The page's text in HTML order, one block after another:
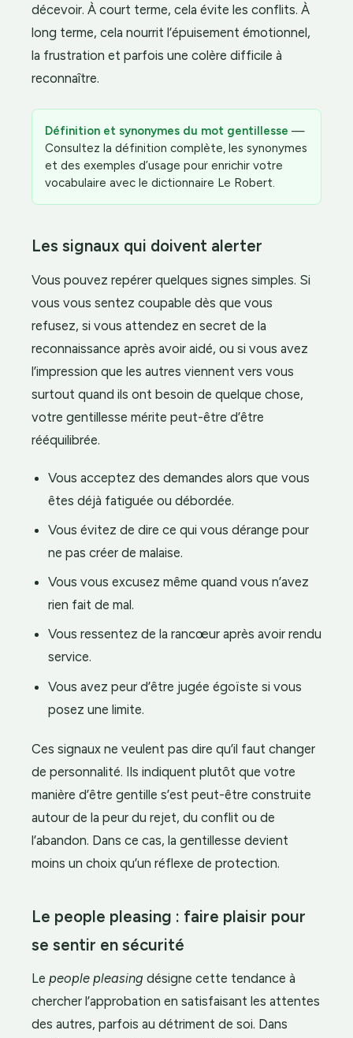
décevoir. À court terme, cela évite les conflits. À
long terme, cela nourrit l’épuisement émotionnel,
la frustration et parfois une colère difficile à
reconnaître.
Définition et synonymes du mot gentillesse —
Consultez la définition complète, les synonymes
et des exemples d’usage pour enrichir votre
vocabulaire avec le dictionnaire Le Robert.
Les signaux qui doivent alerter
Vous pouvez repérer quelques signes simples. Si
vous vous sentez coupable dès que vous
refusez, si vous attendez en secret de la
reconnaissance après avoir aidé, ou si vous avez
l’impression que les autres viennent vers vous
surtout quand ils ont besoin de quelque chose,
votre gentillesse mérite peut-être d’être
rééquilibrée.
Vous acceptez des demandes alors que vous
êtes déjà fatiguée ou débordée.
Vous évitez de dire ce qui vous dérange pour
ne pas créer de malaise.
Vous vous excusez même quand vous n’avez
rien fait de mal.
Vous ressentez de la rancœur après avoir rendu
service.
Vous avez peur d’être jugée égoïste si vous
posez une limite.
Ces signaux ne veulent pas dire qu’il faut changer
de personnalité. Ils indiquent plutôt que votre
manière d’être gentille s’est peut-être construite
autour de la peur du rejet, du conflit ou de
l’abandon. Dans ce cas, la gentillesse devient
moins un choix qu’un réflexe de protection.
Le people pleasing : faire plaisir pour
se sentir en sécurité
Le people pleasing désigne cette tendance à
chercher l’approbation en satisfaisant les attentes
des autres, parfois au détriment de soi. Dans